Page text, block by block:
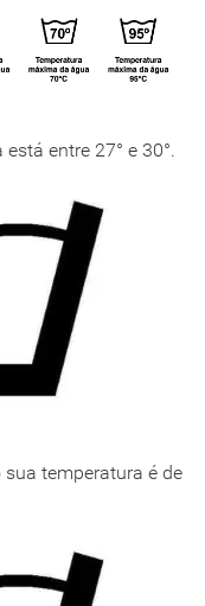
entre 27° e 30°.
temperatura é de